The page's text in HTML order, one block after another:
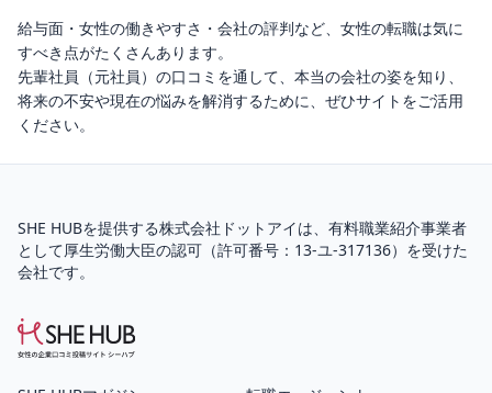
給与面・女性の働きやすさ・会社の評判など、女性の転職は気に
すべき点がたくさんあります。
先輩社員（元社員）の口コミを通して、本当の会社の姿を知り、
将来の不安や現在の悩みを解消するために、ぜひサイトをご活用
ください。
SHE HUBを提供する株式会社ドットアイは、 有料職業紹介事業者
として厚生労働大臣の認可（許可番号：13-ユ-317136）を受けた
会社です。